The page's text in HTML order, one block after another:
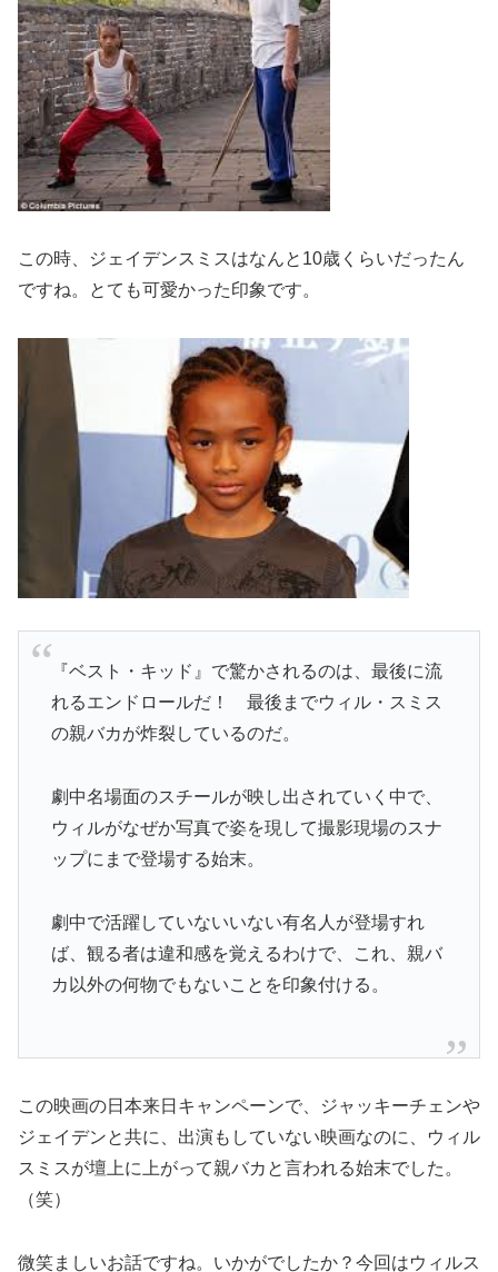
この時、ジェイデンスミスはなんと10歳くらいだったん
ですね。とても可愛かった印象です。
『ベスト・キッド』で驚かされるのは、最後に流
れるエンドロールだ！ 最後までウィル・スミス
の親バカが炸裂しているのだ。
劇中名場面のスチールが映し出されていく中で、
ウィルがなぜか写真で姿を現して撮影現場のスナ
ップにまで登場する始末。
劇中で活躍していないいない有名人が登場すれ
ば、観る者は違和感を覚えるわけで、これ、親バ
カ以外の何物でもないことを印象付ける。
この映画の日本来日キャンペーンで、ジャッキーチェンや
ジェイデンと共に、出演もしていない映画なのに、ウィル
スミスが壇上に上がって親バカと言われる始末でした。
（笑）
微笑ましいお話ですね。いかがでしたか？今回はウィルス